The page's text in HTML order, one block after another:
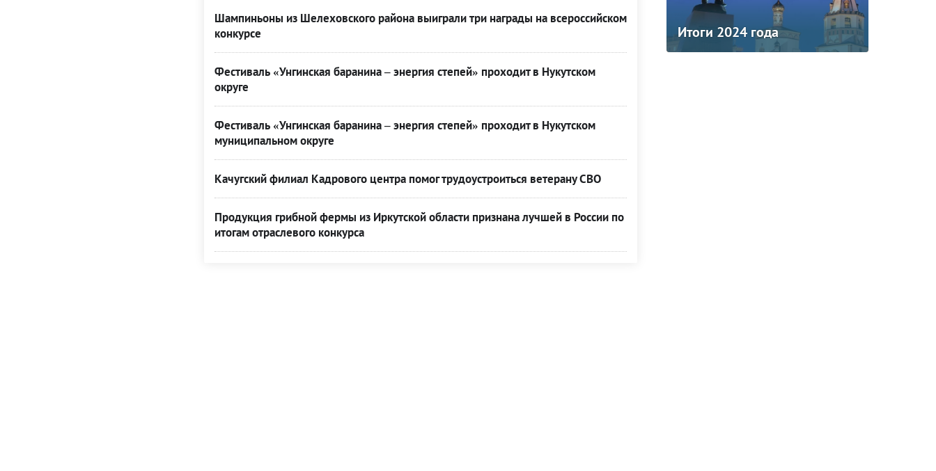
Шампиньоны из Шелеховского района выиграли три награды на всероссийском
конкурсе
Фестиваль «Унгинская баранина – энергия степей» проходит в Нукутском
округе
Фестиваль «Унгинская баранина – энергия степей» проходит в Нукутском
муниципальном округе
Качугский филиал Кадрового центра помог трудоустроиться ветерану СВО
Продукция грибной фермы из Иркутской области признана лучшей в России по
итогам отраслевого конкурса
Итоги 2024 года